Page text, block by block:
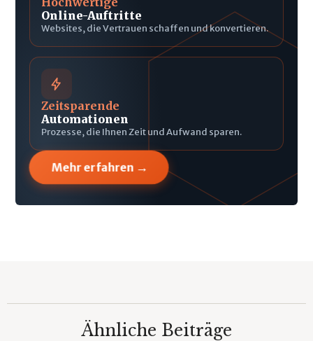
Online-Auftritte
Websites, die Vertrauen schaffen und konvertieren.
Zeitsparende
Automationen
Prozesse, die Ihnen Zeit und Aufwand sparen.
Mehr erfahren →
Ähnliche Beiträge